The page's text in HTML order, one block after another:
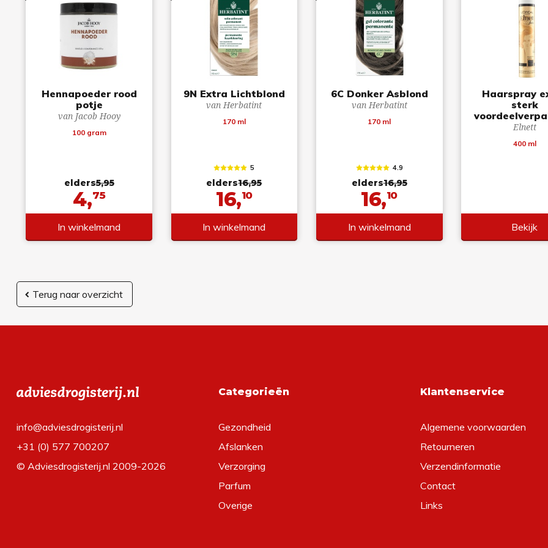
Hennapoeder rood
potje
van Jacob Hooy
100 gram
elders5,95
4,75
In winkelmand
9N Extra Lichtblond
van Herbatint
170 ml
5
elders16,95
16,10
In winkelmand
6C Donker Asblond
van Herbatint
170 ml
4.9
elders16,95
16,10
In winkelmand
Haarspray
sterk
Elnett
400 ml
Bekijk
Terug naar overzicht
info@adviesdrogisterij.nl
+31 (0) 577 700207
© Adviesdrogisterij.nl 2009-2026
Categorieën
Gezondheid
Afslanken
Verzorging
Parfum
Overige
Klantenservice
Algemene voorwaarden
Retourneren
Verzendinformatie
Contact
Links